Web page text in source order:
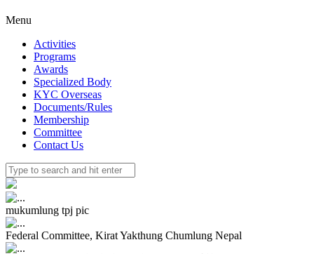
Menu
Activities
Programs
Awards
Specialized Body
KYC Overseas
Documents/Rules
Membership
Committee
Contact Us
mukumlung tpj pic
Federal Committee, Kirat Yakthung Chumlung Nepal